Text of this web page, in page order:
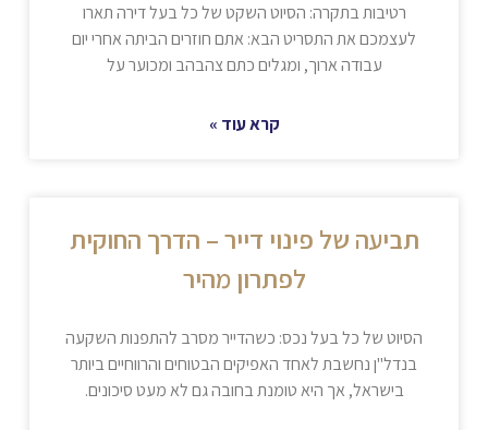
רטיבות בתקרה: הסיוט השקט של כל בעל דירה תארו
לעצמכם את התסריט הבא: אתם חוזרים הביתה אחרי יום
עבודה ארוך, ומגלים כתם צהבהב ומכוער על
קרא עוד »
תביעה של פינוי דייר – הדרך החוקית
לפתרון מהיר
הסיוט של כל בעל נכס: כשהדייר מסרב להתפנות השקעה
בנדל"ן נחשבת לאחד האפיקים הבטוחים והרווחיים ביותר
בישראל, אך היא טומנת בחובה גם לא מעט סיכונים.